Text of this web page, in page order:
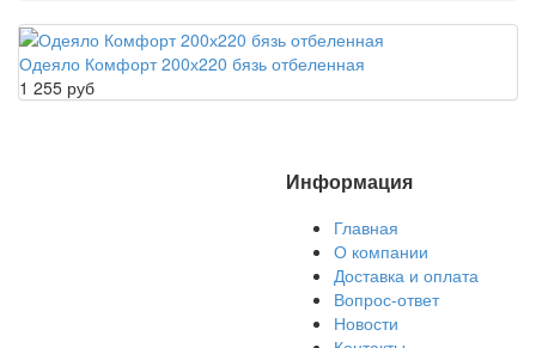
Одеяло Комфорт 200х220 бязь отбеленная
1 255 руб
Информация
Главная
О компании
Доставка и оплата
Вопрос-ответ
Новости